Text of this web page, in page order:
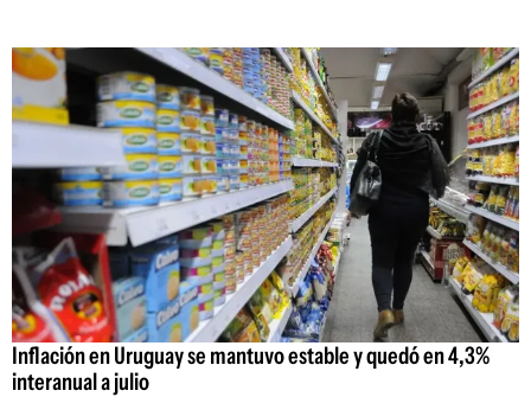
Inflación en Uruguay se mantuvo estable y quedó en 4,3%
interanual a julio